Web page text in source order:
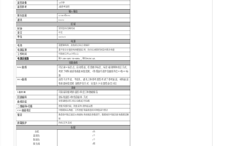
波形录像 10分钟
波形参考 4幅参考波形
输入输出
探头连接 LEMO或BNC
通讯 RS232
区域
时钟 实时显示日期时间
语言 中文
单位 mm/inch
电源
电池 高能锂电池，具有的过充过放保护
电源监测 基于库仑计量的电池能量监测，百分比/续航时间显示剩余电量
工作时间 可连续工作20小时以上
电源适配器 输入100~240V/50~60Hz ； 输出9VDC/4A
当量曲线
DAC曲线 可记录30标定点；自动增益；任意顺序标定；标定/编辑两种修正方式；
考虑了材料衰减和表面补偿因素；5条增益可调评估曲线符合JIS 和API标
准
DGS曲线 适用于大平底、平底孔、通孔三种参考类型,考虑了参考衰减、材料衰减
和表面补偿因素, 缺陷评估方式：当量大小/当量增益/百分比
高级
U盘存储 可直接存储拷屏/波形/厚度三种数据报告
回波编码 坐标和波形2 种色彩编码, 方式
曲线冻结
全部 峰值记忆 /对比 /包络 /延时包络
二维编码B扫描 厚度/轮廓扫描；灰度/彩色调色板设置
CSC曲面校正 可根据探头角度、工件厚度和曲率直径对测值进行修正
锁定 各菜单可独立锁定从而避免系统相关参数调节；数据组亦可锁定避免数据误删
除
屏幕保护 待机 /文字 /关机
标配
主机
直探头
斜探头
探头线
1
1个
1个
1根